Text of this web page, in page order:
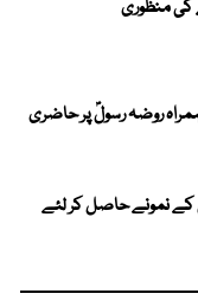
کی منظوری
روضہ رسولؐ پر حاضری
کے نمونے حاصل کر لئے